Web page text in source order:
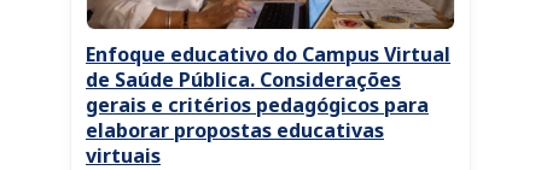
Enfoque educativo do Campus Virtual
de Saúde Pública. Considerações
gerais e critérios pedagógicos para
elaborar propostas educativas
virtuais